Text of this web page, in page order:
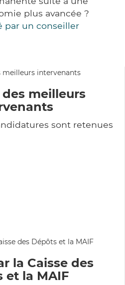
plus avancée ?
par un conseiller
meilleurs
sont retenues
la Caisse des
et la MAIF